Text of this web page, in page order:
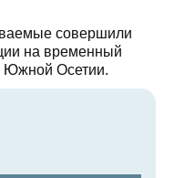
совершили
на временный
Южной Осетии.